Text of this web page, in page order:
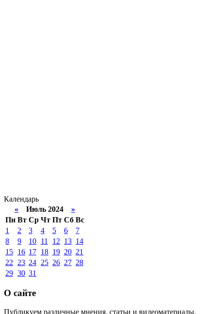
Календарь
« Июль 2024 »
Пн Вт Ср Чт Пт Сб Вс
1
2 3 4 5 6
7
8
9 10 11 12 13 14
15 16 17 18 19 20 21
22
23 24 25 26 27 28
29 30 31
О сайте
Публикуем различные мнения, статьи и видеоматериалы.